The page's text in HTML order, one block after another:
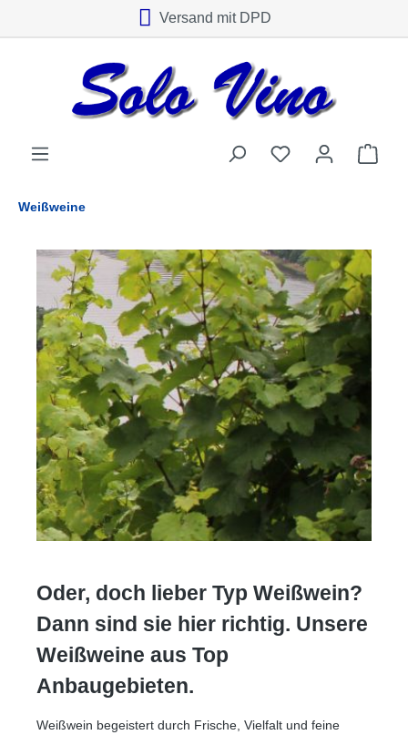
Versand mit DPD
Weißweine
Oder, doch lieber Typ Weißwein?
Dann sind sie hier richtig. Unsere
Weißweine aus Top
Anbaugebieten.
Weißwein begeistert durch Frische, Vielfalt und feine